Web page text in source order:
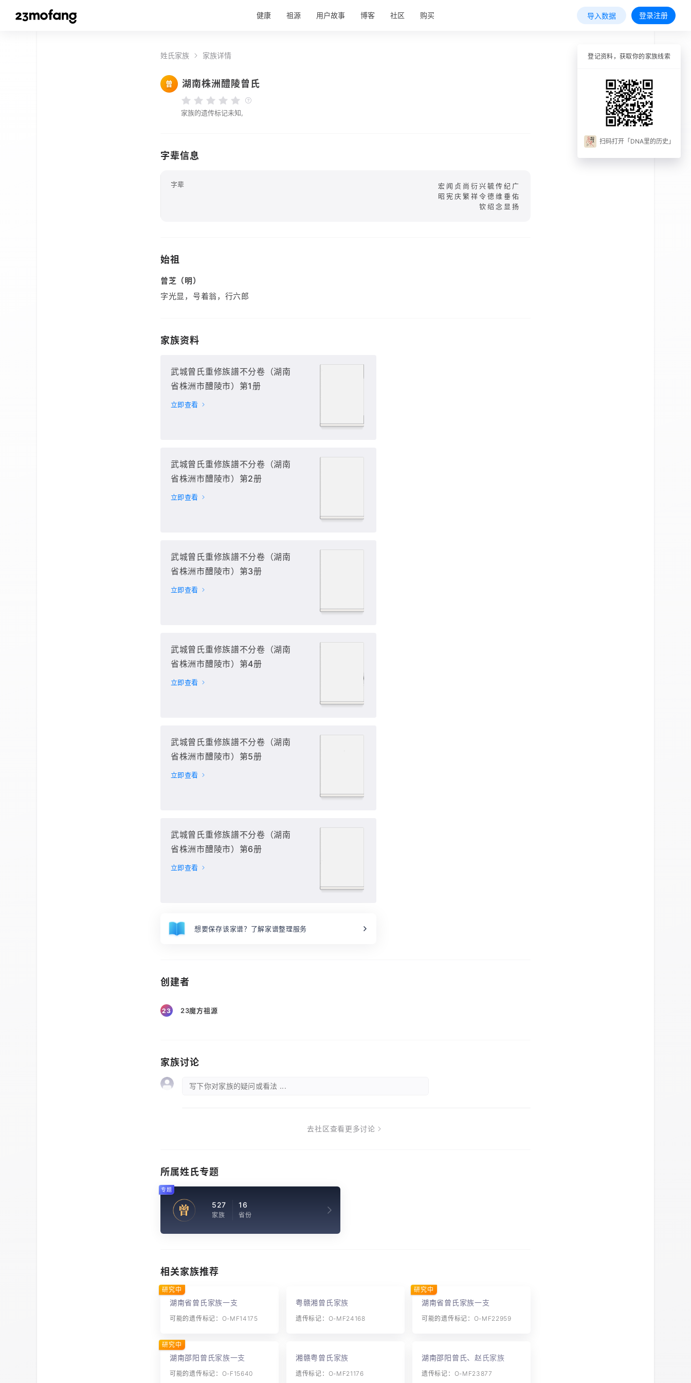
健康 祖源 用户故事 博客 社区 购买 导入数据 登录注册
姓氏家族 家族详情
曾 湖南株洲醴陵曾氏
家族的遗传标记未知,
字辈信息
字辈
宏闻贞尚衍兴毓传纪广
昭宪庆繁祥令德维垂佑
钦绍念显扬
始祖
曾芝（明）
字光显，号着翁，行六郎
家族资料
武城曾氏重修族譜不分卷（湖南
省株洲市醴陵市）第1册
立即查看
武城曾氏重修族譜不分卷（湖南
省株洲市醴陵市）第2册
立即查看
武城曾氏重修族譜不分卷（湖南
省株洲市醴陵市）第3册
立即查看
武城曾氏重修族譜不分卷（湖南
省株洲市醴陵市）第4册
立即查看
武城曾氏重修族譜不分卷（湖南
省株洲市醴陵市）第5册
立即查看
武城曾氏重修族譜不分卷（湖南
省株洲市醴陵市）第6册
立即查看
想要保存该家谱？了解家谱整理服务
创建者
23 23魔方祖源
家族讨论
写下你对家族的疑问或看法 ...
去社区查看更多讨论
所属姓氏专题
曾 527
家族
16
省份
专题
相关家族推荐
湖南省曾氏家族一支
可能的遗传标记：O-MF14175
研究中
粤赣湘曾氏家族
遗传标记：O-MF24168
湖南省曾氏家族一支
可能的遗传标记：O-MF22959
研究中
湖南邵阳曾氏家族一支
可能的遗传标记：O-F15640
研究中
湘赣粤曾氏家族
遗传标记：O-MF21176
湖南邵阳曾氏、赵氏家族
遗传标记：O-MF23877
登记资料，获取你的家族线索
扫码打开「DNA里的历史」